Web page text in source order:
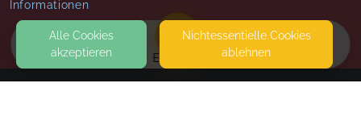
EVENTS
Informationen
Alle Cookies
akzeptieren
Nicht­essentielle Cookies
ablehnen